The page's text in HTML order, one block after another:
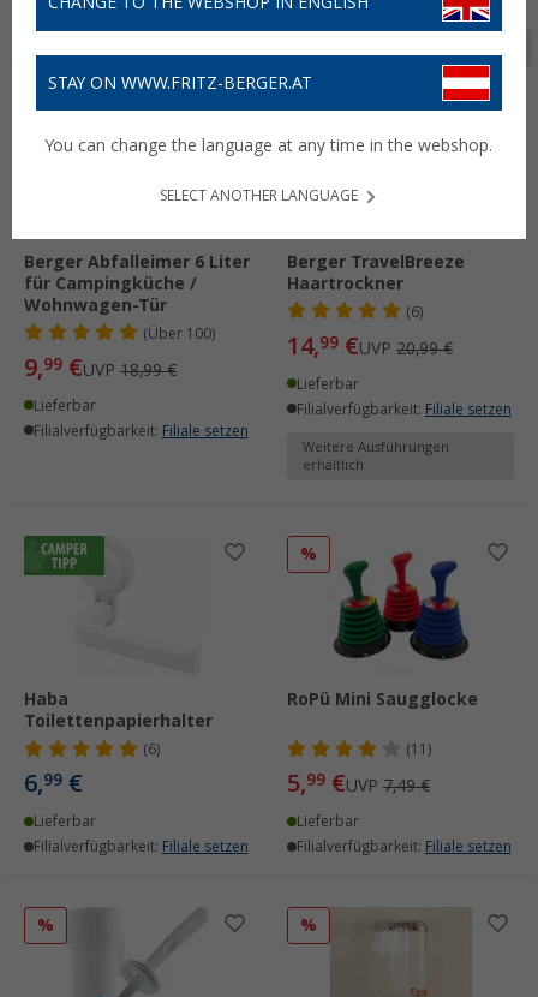
%
Berger Abfalleimer 6 Liter
für Campingküche /
Wohnwagen-Tür
(Über100)
9,99 €UVP 18,99 €
Lieferbar
Filialverfügbarkeit: Filiale setzen
%
Berger TravelBreeze
Haartrockner
(6)
14,99 €UVP 20,99 €
Lieferbar
Filialverfügbarkeit: Filiale setzen
Weitere Ausführungen
erhältlich
Haba
Toilettenpapierhalter
(6)
6,99 €
Lieferbar
Filialverfügbarkeit: Filiale setzen
%
RoPü Mini Saugglocke
(11)
5,99 €UVP 7,49 €
Lieferbar
Filialverfügbarkeit: Filiale setzen
% %
STAY ON WWW.FRITZ-BERGER.AT
You can change the language at any time in the webshop.
SELECT ANOTHER LANGUAGE